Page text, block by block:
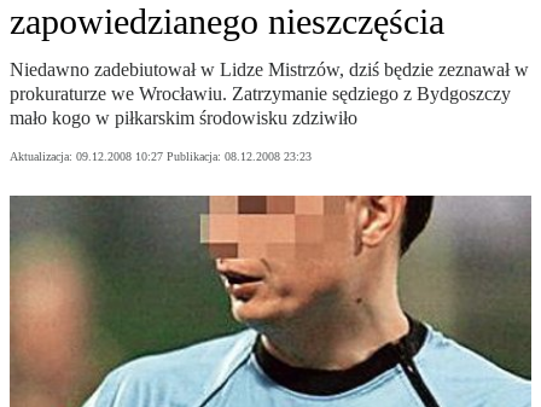
zapowiedzianego nieszczęścia
Niedawno zadebiutował w Lidze Mistrzów, dziś będzie zeznawał w
prokuraturze we Wrocławiu. Zatrzymanie sędziego z Bydgoszczy
mało kogo w piłkarskim środowisku zdziwiło
Aktualizacja: 09.12.2008 10:27 Publikacja: 08.12.2008 23:23